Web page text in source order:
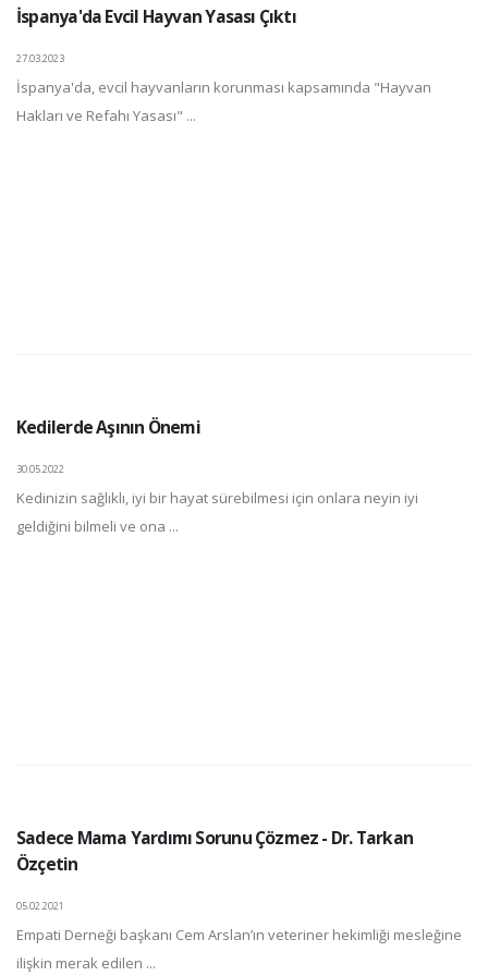
İspanya'da Evcil Hayvan Yasası Çıktı
27.03.2023
İspanya'da, evcil hayvanların korunması kapsamında "Hayvan
Hakları ve Refahı Yasası" ...
Kedilerde Aşının Önemi
30.05.2022
Kedinizin sağlıklı, iyi bir hayat sürebilmesi için onlara neyin iyi
geldiğini bilmeli ve ona ...
Sadece Mama Yardımı Sorunu Çözmez - Dr. Tarkan
Özçetin
05.02.2021
Empati Derneği başkanı Cem Arslan’ın veteriner hekimliği mesleğine
ilişkin merak edilen ...